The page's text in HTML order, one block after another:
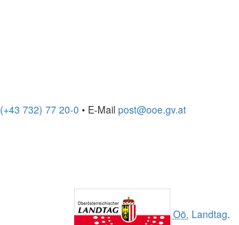
(+43 732) 77 20-0 • E-Mail post@ooe.gv.at
Oö. Landtag.